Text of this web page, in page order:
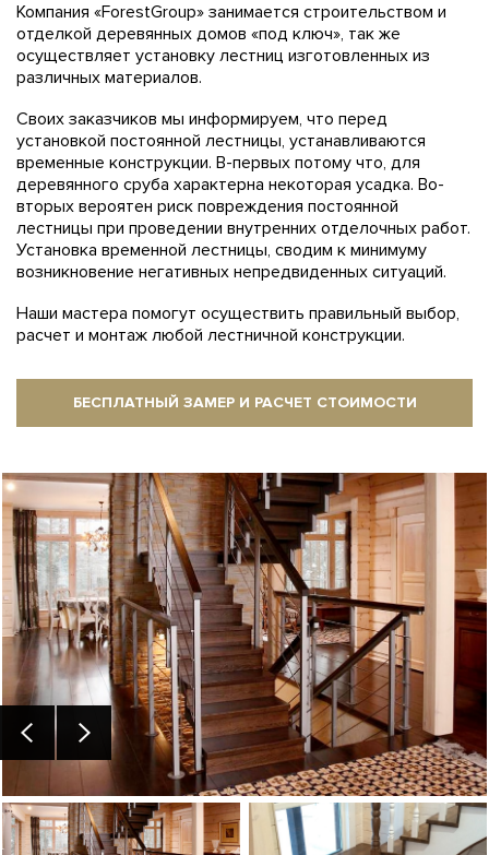
Компания «ForestGroup» занимается строительством и
отделкой деревянных домов «под ключ», так же
осуществляет установку лестниц изготовленных из
различных материалов.
Своих заказчиков мы информируем, что перед
установкой постоянной лестницы, устанавливаются
временные конструкции. В-первых потому что, для
деревянного сруба характерна некоторая усадка. Во-
вторых вероятен риск повреждения постоянной
лестницы при проведении внутренних отделочных работ.
Установка временной лестницы, сводим к минимуму
возникновение негативных непредвиденных ситуаций.
Наши мастера помогут осуществить правильный выбор,
расчет и монтаж любой лестничной конструкции.
БЕСПЛАТНЫЙ ЗАМЕР И РАСЧЕТ СТОИМОСТИ